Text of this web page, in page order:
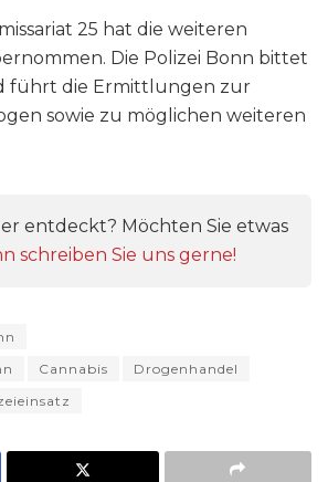
25 hat die weiteren
Die Polizei Bonn bittet
führt die Ermittlungen zur
sowie zu möglichen weiteren
entdeckt? Möchten Sie etwas
schreiben Sie uns gerne!
Cannabis
Drogenhandel